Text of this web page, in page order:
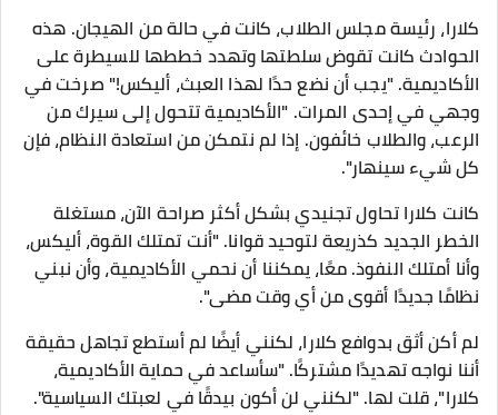
كلارا، رئيسة مجلس الطلاب، كانت في حالة من الهيجان. هذه
الحوادث كانت تقوض سلطتها وتهدد خططها للسيطرة على
الأكاديمية. "يجب أن نضع حدًا لهذا العبث، أليكس!" صرخت في
وجهي في إحدى المرات. "الأكاديمية تتحول إلى سيرك من
الرعب، والطلاب خائفون. إذا لم نتمكن من استعادة النظام، فإن
كل شيء سينهار".
كانت كلارا تحاول تجنيدي بشكل أكثر صراحة الآن، مستغلة
الخطر الجديد كذريعة لتوحيد قوانا. "أنت تمتلك القوة، أليكس،
وأنا أمتلك النفوذ. معًا، يمكننا أن نحمي الأكاديمية، وأن نبني
نظامًا جديدًا أقوى من أي وقت مضى".
لم أكن أثق بدوافع كلارا، لكنني أيضًا لم أستطع تجاهل حقيقة
أننا نواجه تهديدًا مشتركًا. "سأساعد في حماية الأكاديمية،
كلارا"، قلت لها. "لكنني لن أكون بيدقًا في لعبتك السياسية".